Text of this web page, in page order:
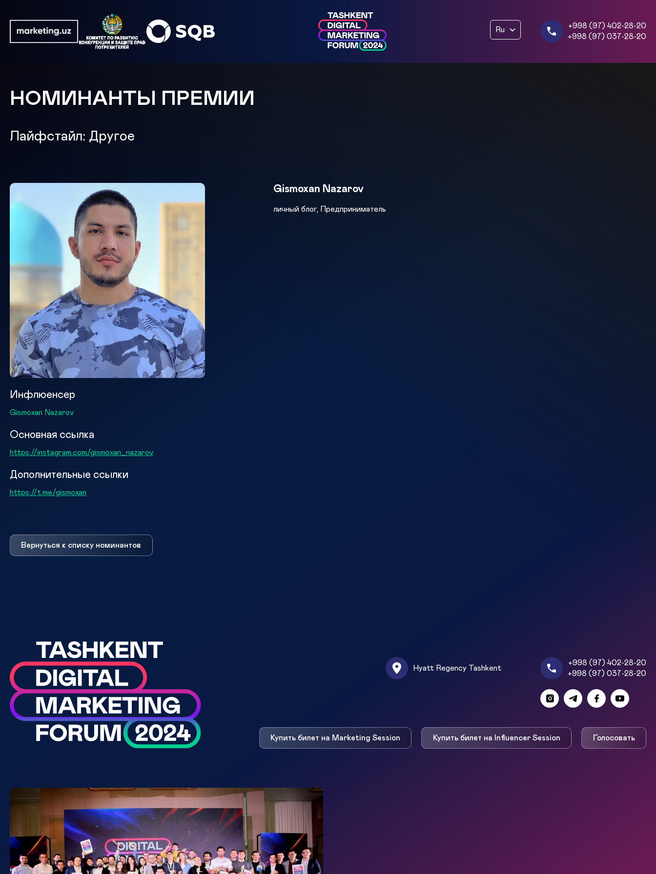
Ru
+998 (97) 402-28-20
+998 (97) 037-28-20
НОМИНАНТЫ ПРЕМИИ
Лайфстайл: Другое
Инфлюенсер
Gismoxan Nazarov
Основная ссылка
https://instagram.com/gismoxan_nazarov
Дополнительные ссылки
https://t.me/gismoxan
Gismoxan Nazarov
личный блог, Предприниматель
Вернуться к списку номинантов
Hyatt Regency Tashkent
+998 (97) 402-28-20
+998 (97) 037-28-20
Купить билет на Marketing Session Купить билет на Influencer Session Голосовать